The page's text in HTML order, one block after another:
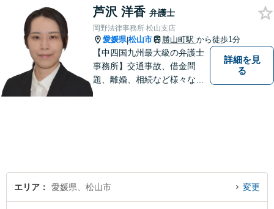
芦沢 洋香 弁護士
岡野法律事務所 松山支店
愛媛県|松山市 勝山町駅 から徒歩1分
【中四国九州最大級の弁護士
事務所】交通事故、借金問
題、離婚、相続など様々な問
詳細を見
る
エリア 愛媛県、松山市 変更